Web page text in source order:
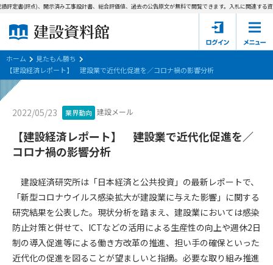
建設資料館とは
東京都の入札資料
国土交通省の入札資料
見たもん勝ち
会員登録について
サポーター会員一覧
会社概要 お問い合わせ
個人情報保護方針
会員規約
書(評点)、開示済み工事設計書、総合評価値、過去の公告原文が無料で閲覧できます。入札に関連する資
ホーム
見たもん勝ち
【建設経済レポート】 建設業で近代化促進を／コロナ禍の影響分析
2022/05/23 業界動向 建設メール
【建設経済レポート】 建設業で近代化促進を／
コロナ禍の影響分析
建設経済研究所は「日本経済と公共投資」の最新レポートで、
「新型コロナウイルス感染拡大が建設業に与えた影響」に関する
研究結果を公表した。現状分析を踏まえ、建設業においては感染
防止対策と併せて、ICTなどの活用による生産性の向上や週休2日
制の導入促進等による働き方改革の推進、担い手の確保といった
近代化の促進を図ることが望ましいと指摘。必要な取り組み推進
第1条（規約の目的）
会員サービスの利用条件等について定めるものです。
2. 管理者が建設資料館WEB上で随時掲載するルールは本規約の
一部を構成するものとします。
第2条（規約の変更）
本規約は、会員の了承を得ることなく、随時変更されることが
あります。変更内容は、建設資料館WEB上に表示した時点で直